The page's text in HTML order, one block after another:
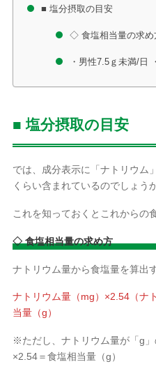
■ 塩分摂取の目安
◇ 食塩相当量の求め
・男性7.5ｇ未満/日
■ 塩分摂取の目安
では、成分表示に「ナトリウム
くらい含まれているのでしょう
これを知っておくとこれからの
◇ 食塩相当量の求め方
ナトリウム量から食塩量を算出
ナトリウム量（mg）×2.54（ナ
当量（g）
※ただし、ナトリウム量が「g」
×2.54＝食塩相当量（g）